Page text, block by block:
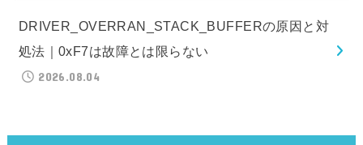
DRIVER_OVERRAN_STACK_BUFFERの原因と対
処法｜0xF7は故障とは限らない
2026.08.04